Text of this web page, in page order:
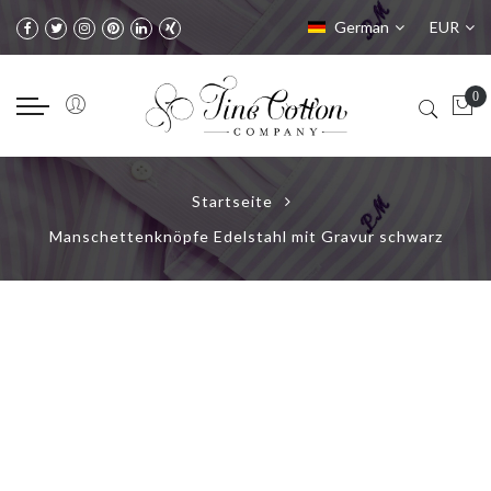
German
EUR
Startseite
Manschettenknöpfe Edelstahl mit Gravur schwarz